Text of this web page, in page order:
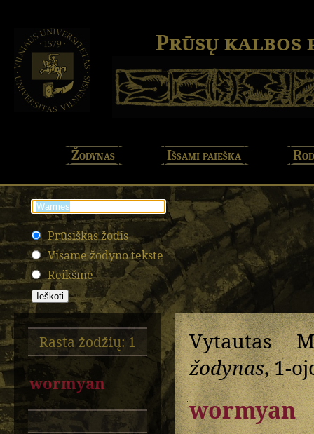
Prūsų kalbos
Žodynas Išsami paieška
Prūsiškas žodis
Visame žodyno tekste
Reikšmė
Rasta žodžių: 1
wormyan
Vytautas
žodynas, 1-
wormyan